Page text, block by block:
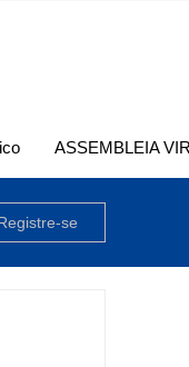
ASSEMBLEIA
se